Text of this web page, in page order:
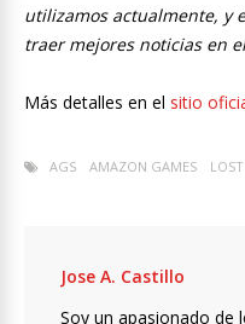
utilizamos actualmente, y
traer mejores noticias en
Más detalles en el sitio
AGS AMAZON GAMES
Jose A. Castillo
Soy un apasionado de